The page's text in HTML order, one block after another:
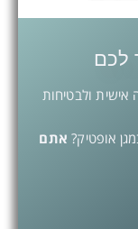
לכם
אישית ולבטיחות
אופטיק? אתם